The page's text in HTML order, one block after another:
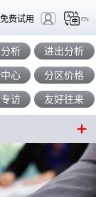
免费试用 EN
析 进出分析
心 分区价格
访 友好往来